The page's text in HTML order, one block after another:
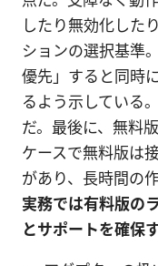
したり無効化した
ションの選択基準
優先」すると同時
るよう示している
だ。最後に、無料
ケースで無料版は
があり、長時間の
実務では有料版の
とサポートを確保